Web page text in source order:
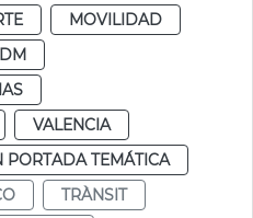
MOVILIDAD
VALENCIA
PORTADA TEMÁTICA
TRÀNSIT